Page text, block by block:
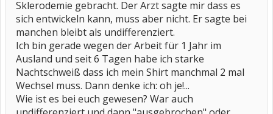
Sklerodemie gebracht. Der Arzt sagte mir dass es
sich entwickeln kann, muss aber nicht. Er sagte bei
manchen bleibt als undifferenziert.
Ich bin gerade wegen der Arbeit für 1 Jahr im
Ausland und seit 6 Tagen habe ich starke
Nachtschweiß dass ich mein Shirt manchmal 2 mal
Wechsel muss. Dann denke ich: oh je!...
Wie ist es bei euch gewesen? War auch